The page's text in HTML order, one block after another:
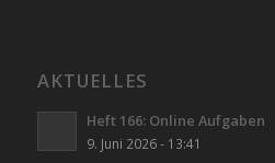
AKTUELLES
Heft 166: Online Aufgaben
9. Juni 2026 - 13:41